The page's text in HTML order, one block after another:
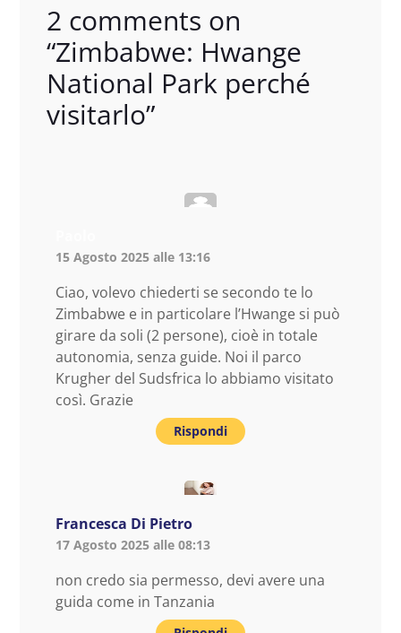
2 comments on
“Zimbabwe: Hwange
National Park perché
visitarlo”
15 Agosto 2025 alle 13:16
Ciao, volevo chiederti se secondo te lo
Zimbabwe e in particolare l’Hwange si può
girare da soli (2 persone), cioè in totale
autonomia, senza guide. Noi il parco
Krugher del Sudsfrica lo abbiamo visitato
così. Grazie
Rispondi
Francesca Di Pietro
17 Agosto 2025 alle 08:13
non credo sia permesso, devi avere una
guida come in Tanzania